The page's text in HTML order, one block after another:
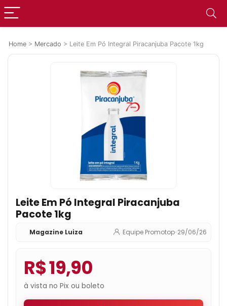
Home > Mercado > Leite Em Pó Integral Piracanjuba Pacote 1kg
Leite Em Pó Integral Piracanjuba
Pacote 1kg
Magazine Luiza Equipe Promotop•29/06/26
R$ 19,90
à vista no Pix ou boleto